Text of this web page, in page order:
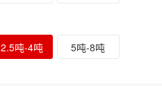
2.5吨-4吨
5吨-8吨